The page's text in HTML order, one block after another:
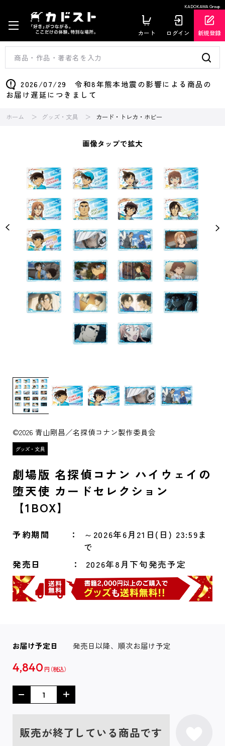
KADOKAWA Group
カート ログイン 新規登録
2026/07/29 令和8年熊本地震の影響による商品の
お届け遅延につきまして
ホーム グッズ・文具 カード・トレカ・ホビー
画像タップで拡大
©2026 青山剛昌／名探偵コナン製作委員会
劇場版 名探偵コナン ハイウェイの
堕天使 カードセレクション
【1BOX】
予約期間
～2026年6月21日(日) 23:59ま
で
発売日
2026年8月下旬発売予定
お届け予定日 発売日以降、順次お届け予定
4,840 円
販売が終了している商品です